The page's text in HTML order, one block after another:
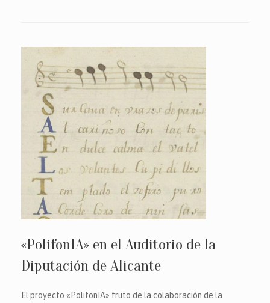
«PolifonIA» en el Auditorio de la
Diputación de Alicante
El proyecto «PolifonIA» fruto de la colaboración de la